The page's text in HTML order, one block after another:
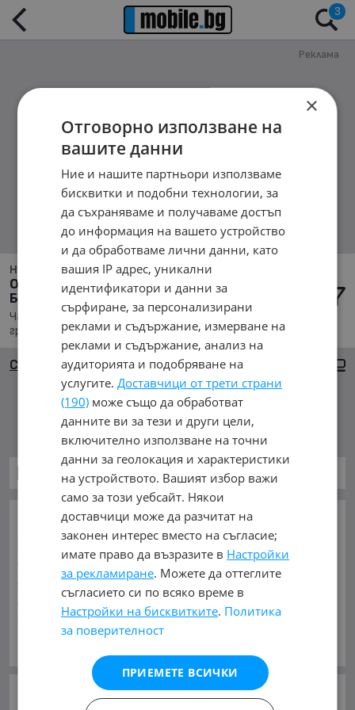
Реклама
3
Няма намерени обяви обяви за:
Обяви за Части за Мотоциклети в гр.
Белица
Части, Намира се в обл. Благоевград, Населено място
гр. Белица, Подредени по: Най-новите обяви
Сортиране Големи снимки
Няма намерени обяви
Части за Мотоциклети
ОСНОВНИ КАТЕГОРИИ В MOBILE.BG:
Карта на сайта Автомобили и Джипове Бусове
Камиони Мотоциклети Селскостопански
Индустриални Кари Каравани Яхти и Лодки
Ремаркета Велосипеди ЧастиАксесоари
Гуми и джанти Купува Услуги
ЧАСТИ ЗА:
Автомобили и Джипове Бусове Камиони
Мотоциклети
Селскостопански Индустриални
Каравани Яхти и Лодки Ремаркета
СЛЕДВАЙТЕ НИ В:
×
Отговорно използване на
вашите данни
Ние и нашите партньори използваме
бисквитки и подобни технологии, за
да съхраняваме и получаваме достъп
до информация на вашето устройство
и да обработваме лични данни, като
вашия IP адрес, уникални
идентификатори и данни за
сърфиране, за персонализирани
реклами и съдържание, измерване на
реклами и съдържание, анализ на
аудиторията и подобряване на
услугите.Доставчици от трети страни
(190) може също да обработват
данните ви за тези и други цели,
включително използване на точни
данни за геолокация и характеристики
на устройството. Вашият избор важи
само за този уебсайт. Някои
доставчици може да разчитат на
законен интерес вместо на съгласие;
имате право да възразите в Настройки
за рекламиране. Можете да оттеглите
съгласието си по всяко време в
Настройки на бисквитките. Политика
за поверителност
ПРИЕМЕТЕ ВСИЧКИ